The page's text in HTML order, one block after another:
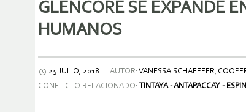
GLENCORE SE EXPANDE
HUMANOS
25 JULIO, 2018 AUTOR: VANESSA SCHAEFFER,
CONFLICTO RELACIONADO:
TINTAYA - ANTAPACCAY -